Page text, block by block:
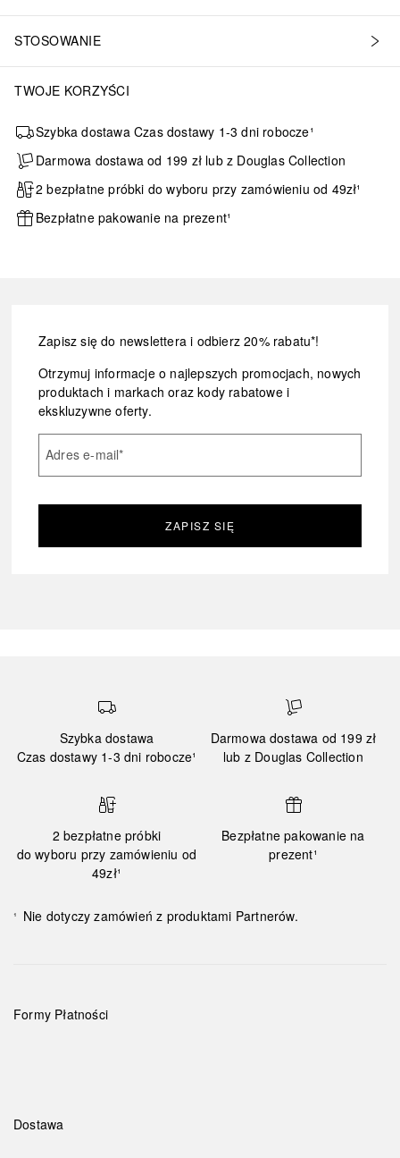
STOSOWANIE
TWOJE KORZYŚCI
Szybka dostawa Czas dostawy 1-3 dni robocze¹
Darmowa dostawa od 199 zł lub z Douglas Collection
2 bezpłatne próbki do wyboru przy zamówieniu od 49zł¹
Bezpłatne pakowanie na prezent¹
Zapisz się do newslettera i odbierz 20% rabatu*!
Otrzymuj informacje o najlepszych promocjach, nowych
produktach i markach oraz kody rabatowe i
ekskluzywne oferty.
Adres e-mail*
ZAPISZ SIĘ
Szybka dostawa
Czas dostawy 1-3 dni robocze¹
Darmowa dostawa od 199 zł
lub z Douglas Collection
2 bezpłatne próbki
do wyboru przy zamówieniu od
49zł¹
Bezpłatne pakowanie na
prezent¹
¹ Nie dotyczy zamówień z produktami Partnerów.
Formy Płatności
Dostawa